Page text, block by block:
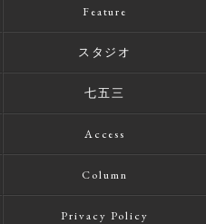
Feature
スタジオ
七五三
Access
Column
Privacy Policy